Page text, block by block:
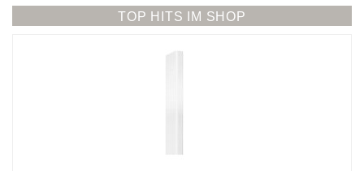
TOP HITS IM SHOP